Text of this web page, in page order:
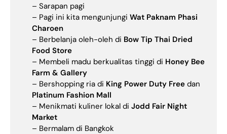
– Sarapan pagi
– Pagi ini kita mengunjungi Wat Paknam Phasi
Charoen
– Berbelanja oleh-oleh di Bow Tip Thai Dried
Food Store
– Membeli madu berkualitas tinggi di Honey Bee
Farm & Gallery
– Bershopping ria di King Power Duty Free dan
Platinum Fashion Mall
– Menikmati kuliner lokal di Jodd Fair Night
Market
– Bermalam di Bangkok